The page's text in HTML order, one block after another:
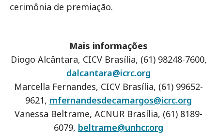
cerimônia de premiação.
Mais informações
Diogo Alcântara, CICV Brasília, (61) 98248-7600,
dalcantara@icrc.org
Marcella Fernandes, CICV Brasília, (61) 99652-
9621, mfernandesdecamargos@icrc.org
Vanessa Beltrame, ACNUR Brasília, (61) 8189-
6079, beltrame@unhcr.org